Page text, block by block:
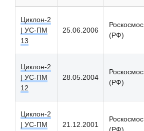
Циклон-2
| УС-ПM
13
25.06.2006
Роскосмос
(РФ)
Циклон-2
| УС-ПM
12
28.05.2004
Роскосмос
(РФ)
Циклон-2
| УС-ПM
21.12.2001
Роскосмос